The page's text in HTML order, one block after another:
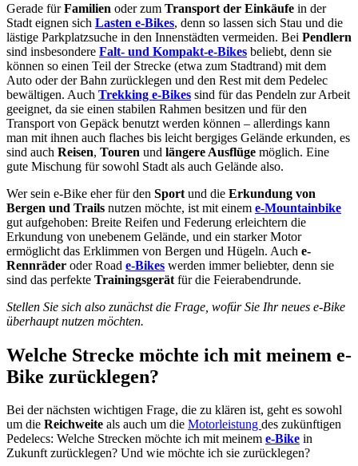
Gerade fürFamilien oder zum Transport der Einkäufe in der
Stadt eignen sich Lasten e-Bikes, denn so lassen sich Stau und die
lästige Parkplatzsuche in den Innenstädten vermeiden. Bei Pendlern
sind insbesondere Falt- und Kompakt-e-Bikes beliebt, denn sie
können so einen Teil der Strecke (etwa zum Stadtrand) mit dem
Auto oder der Bahn zurücklegen und den Rest mit dem Pedelec
bewältigen. Auch Trekking e-Bikes sind für das Pendeln zur Arbeit
geeignet, da sie einen stabilen Rahmen besitzen und für den
Transport von Gepäck benutzt werden können – allerdings kann
man mit ihnen auch flaches bis leicht bergiges Gelände erkunden, es
sind auch Reisen, Touren und längere Ausflüge möglich. Eine
gute Mischung für sowohl Stadt als auch Gelände also.
Wer sein e-Bike eher für den Sport und die Erkundung von
Bergen und Trails nutzen möchte, ist mit einem e-Mountainbike
gut aufgehoben: Breite Reifen und Federung erleichtern die
Erkundung von unebenem Gelände, und ein starker Motor
ermöglicht das Erklimmen von Bergen und Hügeln. Auch e-
Rennräder oder Road e-Bikes werden immer beliebter, denn sie
sind das perfekte Trainingsgerät für die Feierabendrunde.
Stellen Sie sich also zunächst die Frage, wofür Sie Ihr neues e-Bike
überhaupt nutzen möchten.
Welche Strecke möchte ich mit meinem e-
Bike zurücklegen?
Bei der nächsten wichtigen Frage, die zu klären ist, geht es sowohl
um die Reichweite als auch um die Motorleistung des zukünftigen
Pedelecs: Welche Strecken möchte ich mit meinem e-Bike in
Zukunft zurücklegen? Und wie möchte ich sie zurücklegen?